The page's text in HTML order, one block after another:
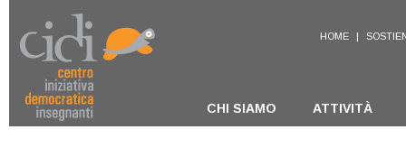
HOME |
CHI SIAMO ATTIVITÀ